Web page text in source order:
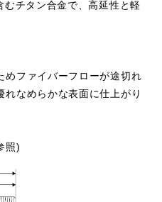
チタン合金で、高延性と軽
めファイバーフローが途切れ
なめらかな表面に仕上がり
照)